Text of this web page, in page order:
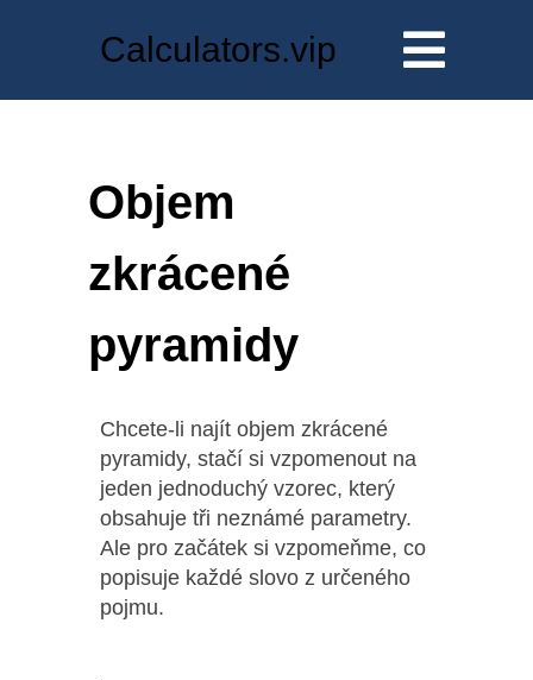
Calculators.vip
Objem
zkrácené
pyramidy
Chcete-li najít objem zkrácené
pyramidy, stačí si vzpomenout na
jeden jednoduchý vzorec, který
obsahuje tři neznámé parametry.
Ale pro začátek si vzpomeňme, co
popisuje každé slovo z určeného
pojmu.